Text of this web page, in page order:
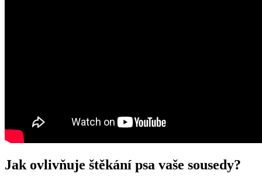
Jak ovlivňuje štěkání psa vaše sousedy?